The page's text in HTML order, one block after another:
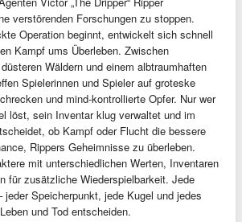
verstörenden Forschungen zu stoppen.
Operation beginnt, entwickelt sich schnell
Kampf ums Überleben. Zwischen
Wäldern und einem albtraumhaften
Spielerinnen und Spieler auf groteske
und mind-kontrollierte Opfer. Nur wer
löst, sein Inventar klug verwaltet und im
ob Kampf oder Flucht die bessere
Rippers Geheimnisse zu überleben.
mit unterschiedlichen Werten, Inventaren
für zusätzliche Wiederspielbarkeit. Jede
jeder Speicherpunkt, jede Kugel und jedes
und Tod entscheiden.